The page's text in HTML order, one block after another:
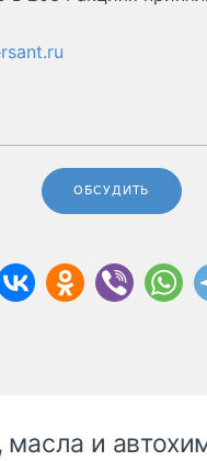
ОБСУДИТЬ
масла и